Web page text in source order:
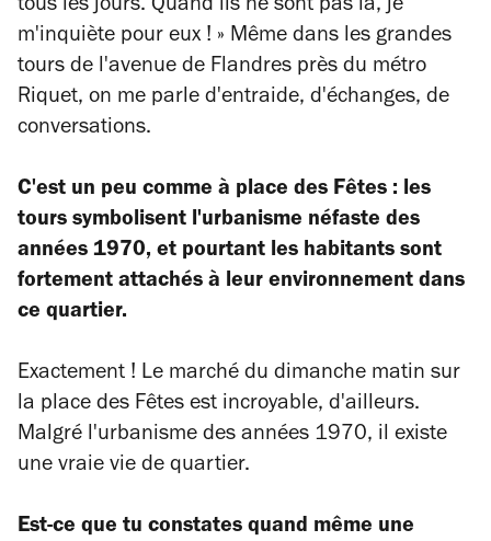
tous les jours. Quand ils ne sont pas là, je
m'inquiète pour eux ! » Même dans les grandes
tours de l'avenue de Flandres près du métro
Riquet, on me parle d'entraide, d'échanges, de
conversations.
C'est un peu comme à place des Fêtes : les
tours symbolisent l'urbanisme néfaste des
années 1970, et pourtant les habitants sont
fortement attachés à leur environnement dans
ce quartier.
Exactement ! Le marché du dimanche matin sur
la place des Fêtes est incroyable, d'ailleurs.
Malgré l'urbanisme des années 1970, il existe
une vraie vie de quartier.
Est-ce que tu constates quand même une